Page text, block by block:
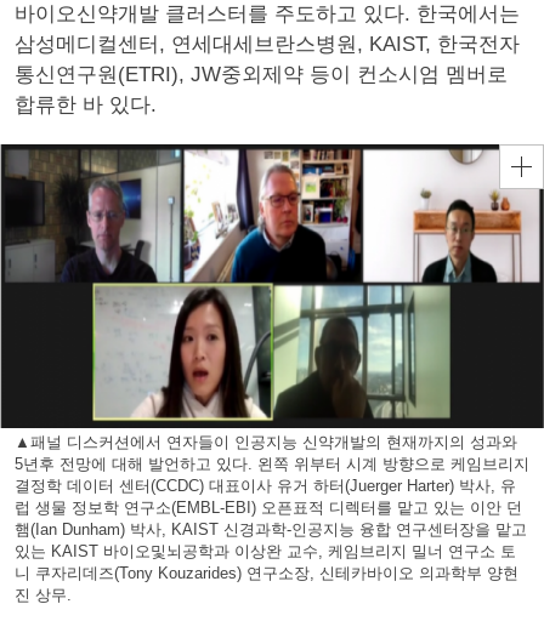
바이오신약개발 클러스터를 주도하고 있다. 한국에서는
삼성메디컬센터, 연세대세브란스병원, KAIST, 한국전자
통신연구원(ETRI), JW중외제약 등이 컨소시엄 멤버로
합류한 바 있다.
▲패널 디스커션에서 연자들이 인공지능 신약개발의 현재까지의 성과와
5년후 전망에 대해 발언하고 있다. 왼쪽 위부터 시계 방향으로 케임브리지
결정학 데이터 센터(CCDC) 대표이사 유거 하터(Juerger Harter) 박사, 유
럽 생물 정보학 연구소(EMBL-EBI) 오픈표적 디렉터를 맡고 있는 이안 던
햄(Ian Dunham) 박사, KAIST 신경과학-인공지능 융합 연구센터장을 맡고
있는 KAIST 바이오및뇌공학과 이상완 교수, 케임브리지 밀너 연구소 토
니 쿠자리데즈(Tony Kouzarides) 연구소장, 신테카바이오 의과학부 양현
진 상무.